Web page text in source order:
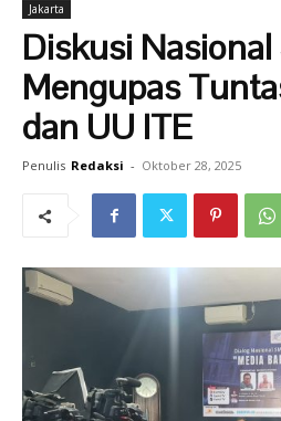
Jakarta
Diskusi Nasional
Mengupas
dan UU ITE
Penulis Redaksi - Oktober 28, 2025